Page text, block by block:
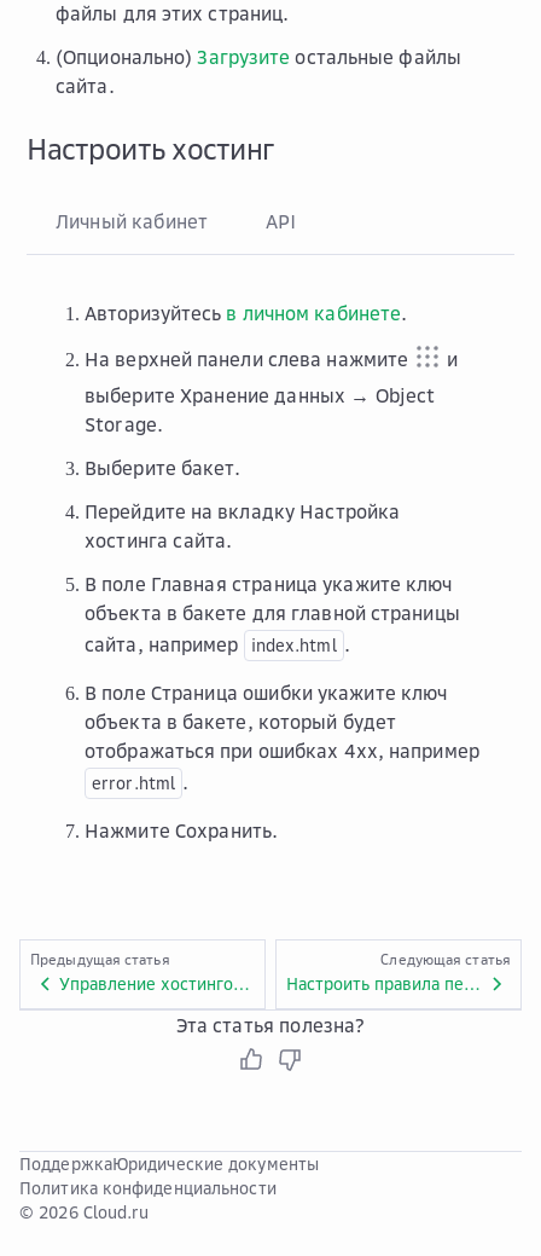
файлы для этих страниц.
(Опционально)Загрузите остальные файлы
сайта.
Настроить хостинг
Личный кабинет API
Авторизуйтесь в личном кабинете.
На верхней панели слева нажмите
и
выберите Хранение данных → Object
Storage.
Выберите бакет.
Перейдите на вкладку Настройка
хостинга сайта.
В поле Главная страница укажите ключ
объекта в бакете для главной страницы
сайта, например
index.html .
В поле Страница ошибкиукажите ключ
объекта в бакете, который будет
отображаться при ошибках 4хх, например
error.html .
Нажмите Сохранить.
Предыдущая статья
Управление хостингом статического сайта
Следующая статья
Настроить правила переадресации для статического сайта
Эта статья полезна?
ПоддержкаЮридические документы
Политика конфиденциальности
© 2026 Cloud.ru